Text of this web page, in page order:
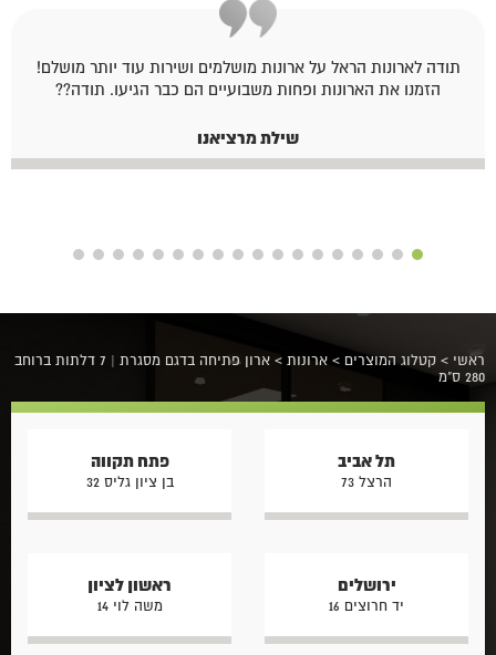
תודה לארונות הראל על ארונות מושלמים ושירות עוד יותר מושלם!
הזמנו את הארונות ופחות משבועיים הם כבר הגיעו. תודה??
שילת מרציאנו
ראשי > קטלוג המוצרים > ארונות >
ארון פתיחה בדגם מסגרת | 7 דלתות ברוחב
280 ס"מ
תל אביב
הרצל 73
פתח תקווה
בן ציון גליס 32
ירושלים
יד חרוצים 16
ראשון לציון
משה לוי 14